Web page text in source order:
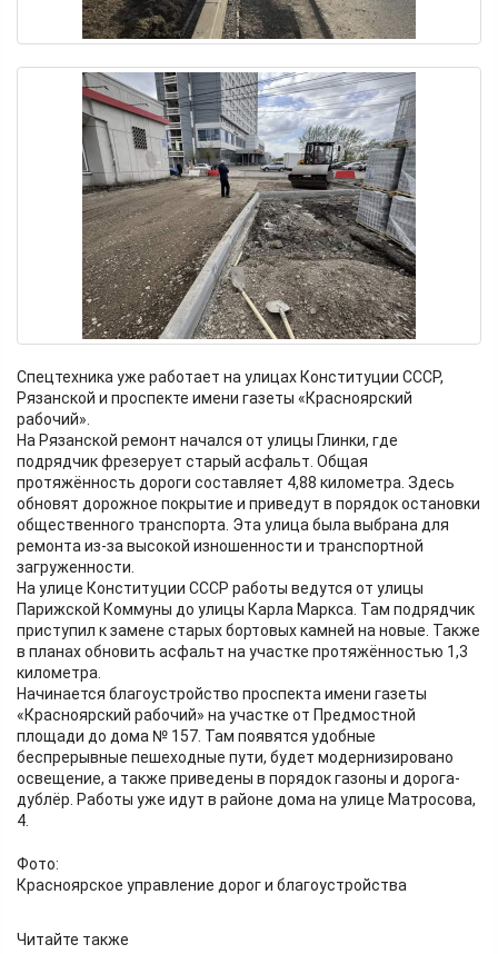
Спецтехника уже работает на улицах Конституции СССР,
Рязанской и проспекте имени газеты «Красноярский
рабочий».
На Рязанской ремонт начался от улицы Глинки, где
подрядчик фрезерует старый асфальт. Общая
протяжённость дороги составляет 4,88 километра. Здесь
обновят дорожное покрытие и приведут в порядок остановки
общественного транспорта. Эта улица была выбрана для
ремонта из-за высокой изношенности и транспортной
загруженности.
На улице Конституции СССР работы ведутся от улицы
Парижской Коммуны до улицы Карла Маркса. Там подрядчик
приступил к замене старых бортовых камней на новые. Также
в планах обновить асфальт на участке протяжённостью 1,3
километра.
Начинается благоустройство проспекта имени газеты
«Красноярский рабочий» на участке от Предмостной
площади до дома № 157. Там появятся удобные
беспрерывные пешеходные пути, будет модернизировано
освещение, а также приведены в порядок газоны и дорога-
дублёр. Работы уже идут в районе дома на улице Матросова,
4.
Фото:
Красноярское управление дорог и благоустройства
Читайте также